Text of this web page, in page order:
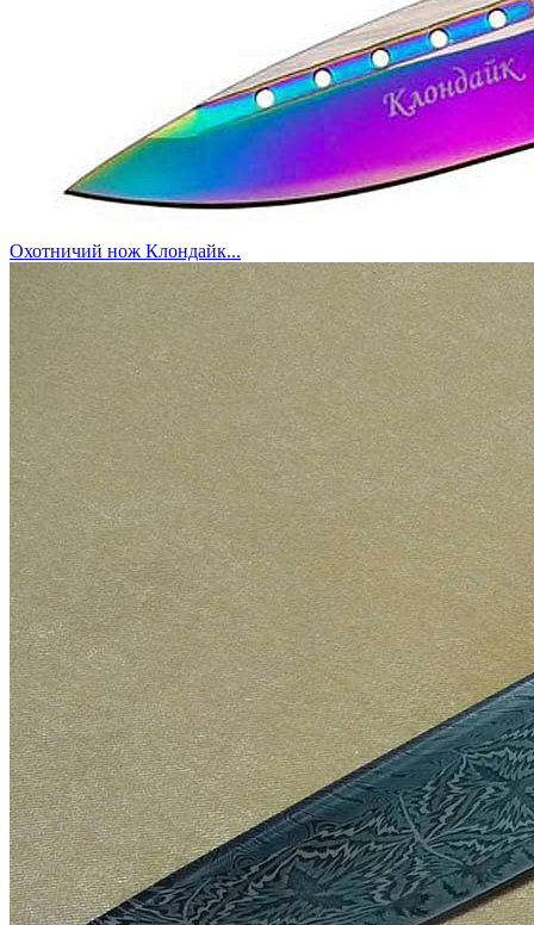
Охотничий нож Клондайк...